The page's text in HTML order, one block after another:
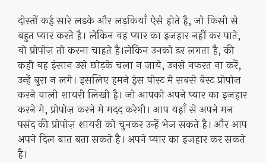
दोस्तों कई सारे लड़के और लड़कियाँ ऐसे होते है, जो किसी से
बहुत प्यार करते है। लेकिन वह प्यार का इजहार नहीं कर पाते,
वो प्रोपोज़ तो करना चाहते है।लेकिन उनको डर लगता है, की
कही वह इंसान उसे छोड़के चला न जाये, उनसे नफरत ना करें,
उन्हें बुरा न लगे। इसलिए हमने ईस पोस्ट मे सबसे बेस्ट प्रोपोज़
करने वाली शायरी लिखी है। जो आपको अपने प्यार का इजहार
करने मे, प्रोपोज़ करने मे मदद करेगी। आप यहाँ से अपने मन
पसंद की प्रोपोज़ शायरी को चुनकर उन्हें भेज सकते है। और आप
अपने दिल बात बता सकते है। अपने प्यार का इजहार कर सकते
है।